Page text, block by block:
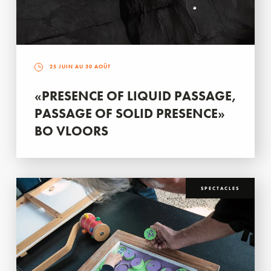
25 JUIN AU 30 AOÛT
«PRESENCE OF LIQUID PASSAGE,
PASSAGE OF SOLID PRESENCE»
BO VLOORS
SPECTACLES